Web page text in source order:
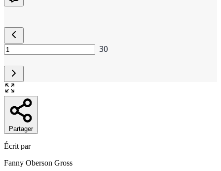
Partager
Écrit par
Fanny Oberson Gross